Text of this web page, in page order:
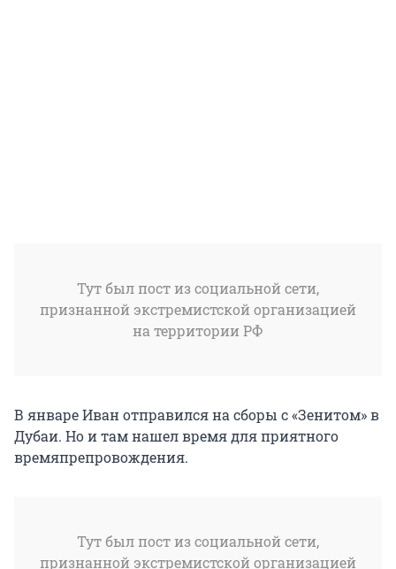
Тут был пост из социальной сети,
признанной экстремистской организацией
на территории РФ
В январе Иван отправился на сборы с «Зенитом» в
Дубаи. Но и там нашел время для приятного
времяпрепровождения.
Тут был пост из социальной сети,
признанной экстремистской организацией